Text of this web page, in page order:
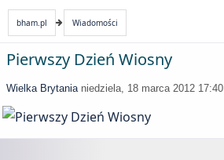
bham.pl Wiadomości
Pierwszy Dzień Wiosny
Wielka Brytania niedziela, 18 marca 2012 17:40